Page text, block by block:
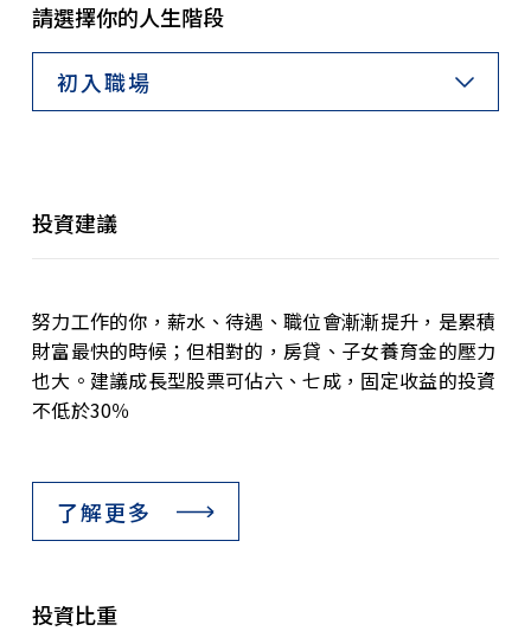
請選擇你的人生階段
初入職場
投資建議
努力工作的你，薪水、待遇、職位會漸漸提升，是累積
財富最快的時候；但相對的，房貸、子女養育金的壓力
也大。建議成長型股票可佔六、七成，固定收益的投資
不低於30％
了解更多
投資比重